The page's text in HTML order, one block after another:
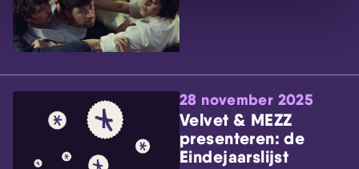
28 november 2025
Velvet & MEZZ
presenteren: de
Eindejaarslijst